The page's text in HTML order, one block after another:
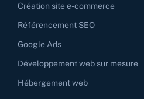
Création site e-commerce
Référencement SEO
Google Ads
Développement web sur mesure
Hébergement web